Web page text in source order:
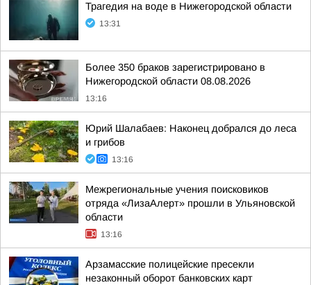
Трагедия на воде в Нижегородской области
13:31
Более 350 браков зарегистрировано в
Нижегородской области 08.08.2026
13:16
Юрий Шалабаев: Наконец добрался до леса
и грибов
13:16
Межрегиональные учения поисковиков
отряда «ЛизаАлерт» прошли в Ульяновской
области
13:16
Арзамасские полицейские пресекли
незаконный оборот банковских карт